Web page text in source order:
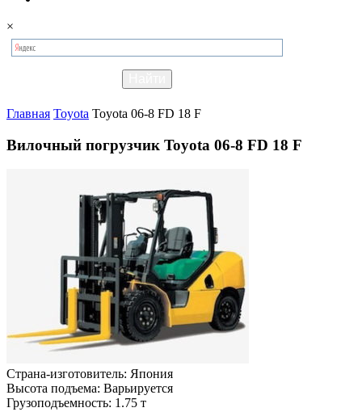
×
Главная Toyota Toyota 06-8 FD 18 F
Вилочный погрузчик Toyota 06-8 FD 18 F
Страна-изготовитель: Япония
Высота подъема: Варьируется
Грузоподъемность: 1.75 т